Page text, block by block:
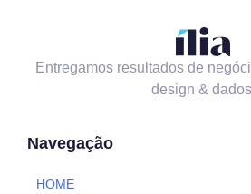
Entregamos resultados de
design &
Navegação
HOME